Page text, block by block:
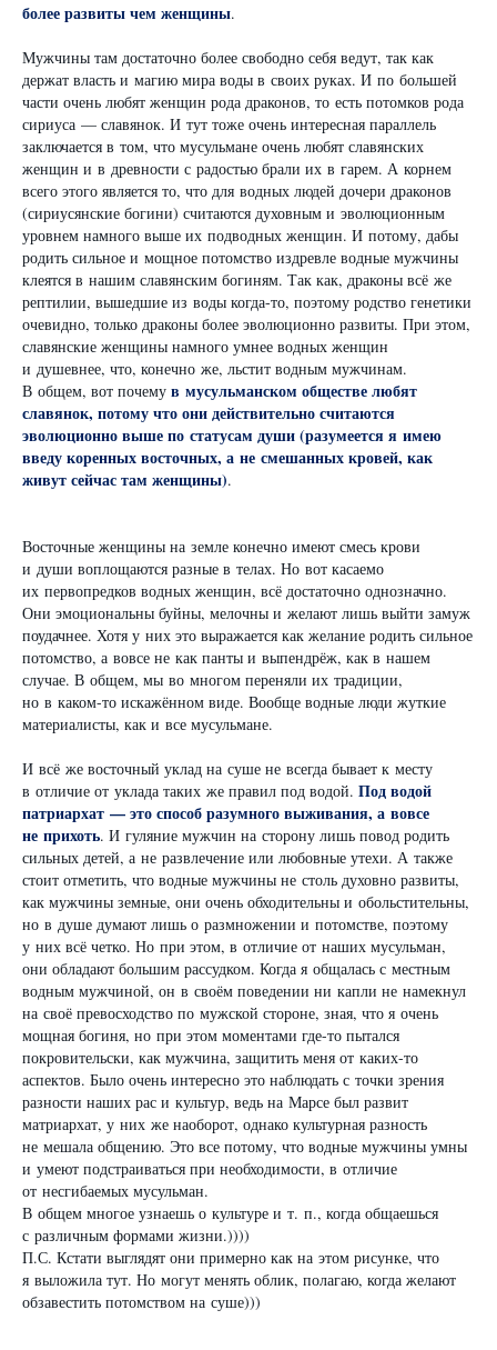
более развиты чем женщины.
Мужчины там достаточно более свободно себя ведут, так как
держат власть и магию мира воды в своих руках. И по большей
части очень любят женщин рода драконов, то есть потомков рода
сириуса — славянок. И тут тоже очень интересная параллель
заключается в том, что мусульмане очень любят славянских
женщин и в древности с радостью брали их в гарем. А корнем
всего этого является то, что для водных людей дочери драконов
(сириусянские богини) считаются духовным и эволюционным
уровнем намного выше их подводных женщин. И потому, дабы
родить сильное и мощное потомство издревле водные мужчины
клеятся в нашим славянским богиням. Так как, драконы всё же
рептилии, вышедшие из воды когда-то, поэтому родство генетики
очевидно, только драконы более эволюционно развиты. При этом,
славянские женщины намного умнее водных женщин
и душевнее, что, конечно же, льстит водным мужчинам.
В общем, вот почему в мусульманском обществе любят
славянок, потому что они действительно считаются
эволюционно выше по статусам души (разумеется я имею
введу коренных восточных, а не смешанных кровей, как
живут сейчас там женщины).
Восточные женщины на земле конечно имеют смесь крови
и души воплощаются разные в телах. Но вот касаемо
их первопредков водных женщин, всё достаточно однозначно.
Они эмоциональны буйны, мелочны и желают лишь выйти замуж
поудачнее. Хотя у них это выражается как желание родить сильное
потомство, а вовсе не как панты и выпендрёж, как в нашем
случае. В общем, мы во многом переняли их традиции,
но в каком-то искажённом виде. Вообще водные люди жуткие
материалисты, как и все мусульмане.
И всё же восточный уклад на суше не всегда бывает к месту
в отличие от уклада таких же правил под водой. Под водой
патриархат — это способ разумного выживания, а вовсе
не прихоть. И гуляние мужчин на сторону лишь повод родить
сильных детей, а не развлечение или любовные утехи. А также
стоит отметить, что водные мужчины не столь духовно развиты,
как мужчины земные, они очень обходительны и обольстительны,
но в душе думают лишь о размножении и потомстве, поэтому
у них всё четко. Но при этом, в отличие от наших мусульман,
они обладают большим рассудком. Когда я общалась с местным
водным мужчиной, он в своём поведении ни капли не намекнул
на своё превосходство по мужской стороне, зная, что я очень
мощная богиня, но при этом моментами где-то пытался
покровительски, как мужчина, защитить меня от каких-то
аспектов. Было очень интересно это наблюдать с точки зрения
разности наших рас и культур, ведь на Марсе был развит
матриархат, у них же наоборот, однако культурная разность
не мешала общению. Это все потому, что водные мужчины умны
и умеют подстраиваться при необходимости, в отличие
от несгибаемых мусульман.
В общем многое узнаешь о культуре и т. п., когда общаешься
с различным формами жизни.))))
П.С. Кстати выглядят они примерно как на этом рисунке, что
я выложила тут. Но могут менять облик, полагаю, когда желают
обзавестить потомством на суше)))